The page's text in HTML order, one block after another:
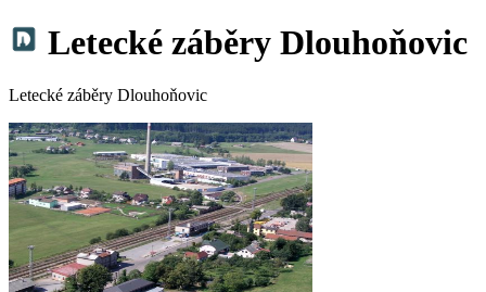
Letecké záběry Dlouhoňovic
Letecké záběry Dlouhoňovic